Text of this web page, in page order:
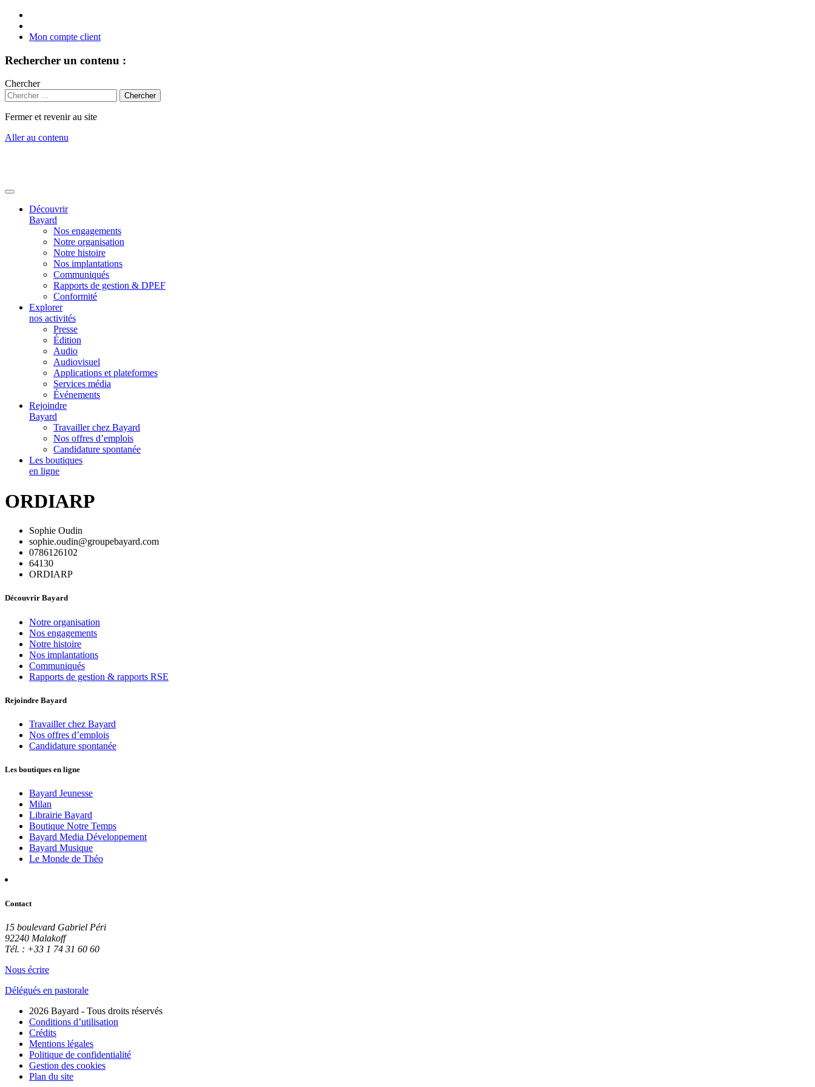
Mon compte client
Rechercher un contenu :
Chercher
Fermer et revenir au site
Aller au contenu
Découvrir
Bayard
Nos engagements
Notre organisation
Notre histoire
Nos implantations
Communiqués
Rapports de gestion & DPEF
Conformité
Explorer
nos activités
Presse
Édition
Audio
Audiovisuel
Applications et plateformes
Services média
Événements
Rejoindre
Bayard
Travailler chez Bayard
Nos offres d’emplois
Candidature spontanée
Les boutiques
en ligne
ORDIARP
Sophie Oudin
sophie.oudin@groupebayard.com
0786126102
64130
ORDIARP
Découvrir Bayard
Notre organisation
Nos engagements
Notre histoire
Nos implantations
Communiqués
Rapports de gestion & rapports RSE
Rejoindre Bayard
Travailler chez Bayard
Nos offres d’emplois
Candidature spontanée
Les boutiques en ligne
Bayard Jeunesse
Milan
Librairie Bayard
Boutique Notre Temps
Bayard Media Développement
Bayard Musique
Le Monde de Théo
Contact
15 boulevard Gabriel Péri
92240 Malakoff
Tél. : +33 1 74 31 60 60
Nous écrire
Délégués en pastorale
2026 Bayard - Tous droits réservés
Conditions d’utilisation
Crédits
Mentions légales
Politique de confidentialité
Gestion des cookies
Plan du site